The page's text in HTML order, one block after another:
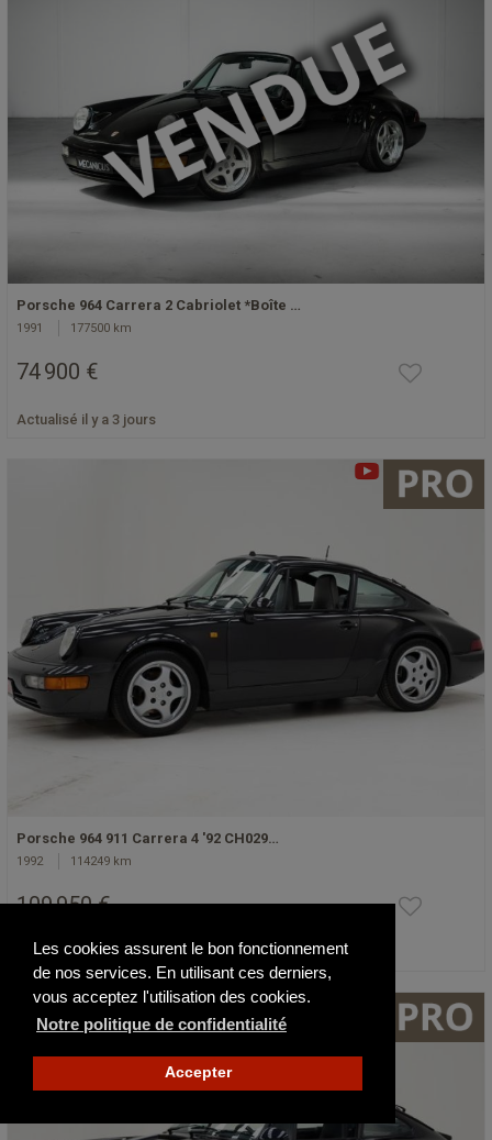
Les cookies assurent le bon fonctionnement
de nos services. En utilisant ces derniers,
vous acceptez l'utilisation des cookies.
Notre politique de confidentialité
Accepter
Porsche 964 Carrera 2 Cabriolet *Boîte …
1991 177500 km
74 900 €
Actualisé il y a 3 jours
Porsche 964 911 Carrera 4 '92 CH029…
1992 114249 km
109 950 €
Actualisé hier